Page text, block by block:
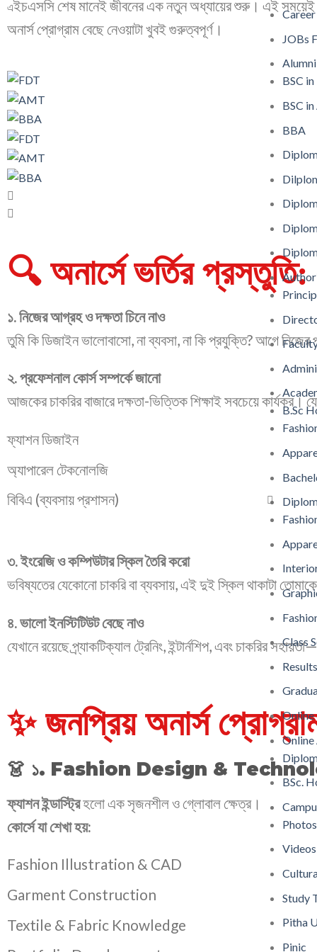
JOBs
Alumni
BSC
BSC
BBA
B.Sc
Class
Results
Online
Online
BSc.
Photos
Videos
Study
Pitha
Pinic
এইচএসসি শেষ মানেই জীবনের এক নতুন অধ্যায়ের শুরু। এই সময়েই
অনার্স প্রোগ্রাম বেছে নেওয়াটা খুবই গুরুত্বপূর্ণ।
🔍 অনার্সে ভর্তির
১. নিজের আগ্রহ ও দক্ষতা চিনে নাও
তুমি কি ডিজাইন ভালোবাসো, না ব্যবসা, না কি প্রযুক্তি? আগে নিজের
২. প্রফেশনাল কোর্স সম্পর্কে জানো
আজকের চাকরির বাজারে দক্ষতা-ভিত্তিক শিক্ষাই সবচেয়ে কার্যকর।
ফ্যাশন ডিজাইন
অ্যাপারেল টেকনোলজি
বিবিএ (ব্যবসায় প্রশাসন)
৩. ইংরেজি ও কম্পিউটার স্কিল তৈরি করো
ভবিষ্যতের যেকোনো চাকরি বা ব্যবসায়, এই দুই স্কিল থাকাটা
৪. ভালো ইনস্টিটিউট বেছে নাও
যেখানে রয়েছে প্র্যাকটিক্যাল ট্রেনিং, ইন্টার্নশিপ, এবং চাকরির
✨ জনপ্রিয় অনার্স
👗 ১. Fashion Design &
ফ্যাশন ইন্ডাস্ট্রিহলো এক সৃজনশীল ও গ্লোবাল ক্ষেত্র।
কোর্সে যা শেখা হয়:
Fashion Illustration & CAD
Garment Construction
Textile & Fabric Knowledge